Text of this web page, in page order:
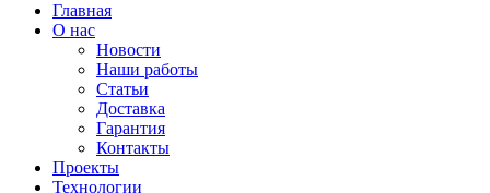
Главная
О нас
Новости
Наши работы
Статьи
Доставка
Гарантия
Контакты
Проекты
Технологии